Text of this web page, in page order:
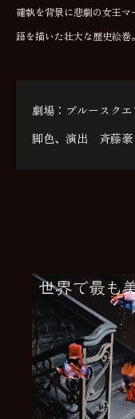
確執を背景に悲劇の女王
語を描いた壮大な歴史絵巻。
劇場：ブルースク
脚色、演出 斉藤豪